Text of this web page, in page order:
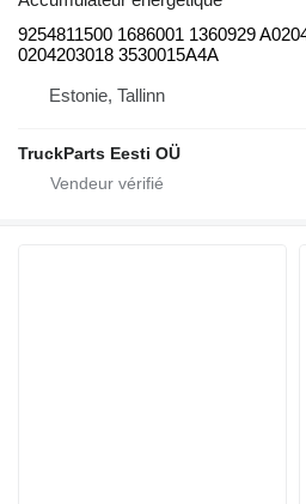
9254811500 1686001 1360929
0204203018 3530015A4A
Estonie, Tallinn
TruckParts Eesti OÜ